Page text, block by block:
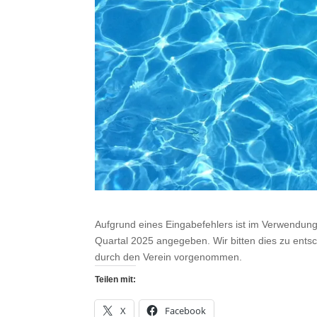
Aufgrund eines Eingabefehlers ist im
Quartal 2025 angegeben. Wir bitten dies zu
durch den Verein vorgenommen.
Teilen mit:
X Facebook